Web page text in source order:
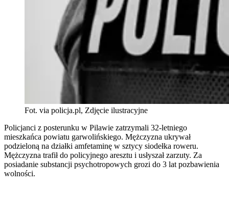
Fot. via policja.pl, Zdjęcie ilustracyjne
Policjanci z posterunku w Pilawie zatrzymali 32-letniego
mieszkańca powiatu garwolińskiego. Mężczyzna ukrywał
podzieloną na działki amfetaminę w sztycy siodełka roweru.
Mężczyzna trafił do policyjnego aresztu i usłyszał zarzuty. Za
posiadanie substancji psychotropowych grozi do 3 lat pozbawienia
wolności.